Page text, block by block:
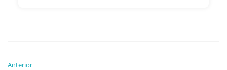
Anterior